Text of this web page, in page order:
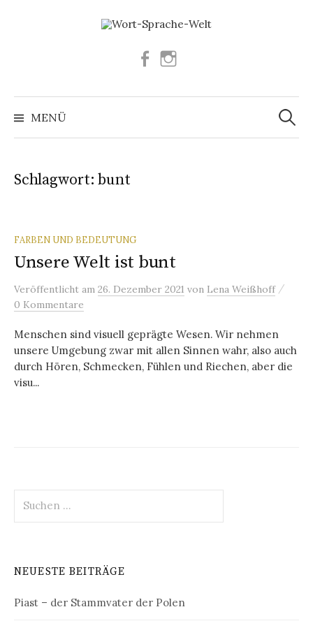
Facebook
MENÜ
Suchen
nach:
Schlagwort:bunt
FARBEN UND BEDEUTUNG
Unsere Welt ist bunt
Veröffentlicht am 26. Dezember 2021 von Lena Weißhoff /
0 Kommentare
Menschen sind visuell geprägte Wesen. Wir nehmen
unsere Umgebung zwar mit allen Sinnen wahr, also auch
durch Hören, Schmecken, Fühlen und Riechen, aber die
visu...
nach:
NEUESTE BEITRÄGE
Piast – der Stammvater der Polen